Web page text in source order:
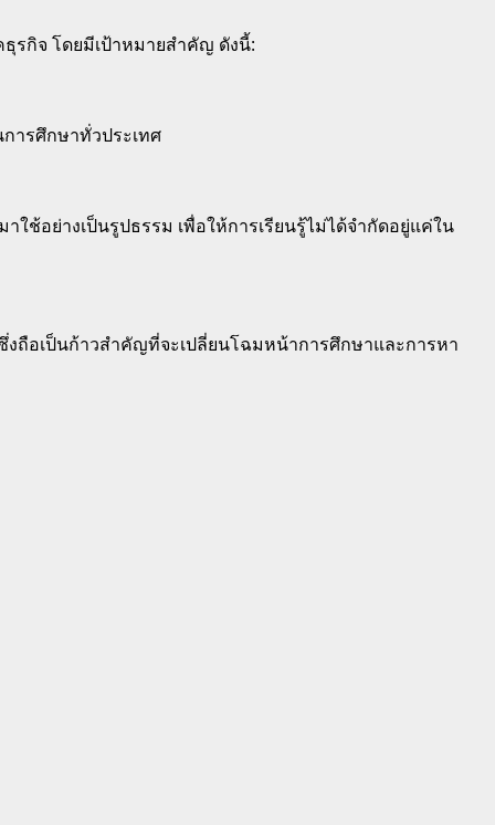
รกิจ โดยมีเป้าหมายสำคัญ ดังนี้:
ารศึกษาทั่วประเทศ
ช้อย่างเป็นรูปธรรม เพื่อให้การเรียนรู้ไม่ได้จำกัดอยู่แค่ใน
งถือเป็นก้าวสำคัญที่จะเปลี่ยนโฉมหน้าการศึกษาและการหา